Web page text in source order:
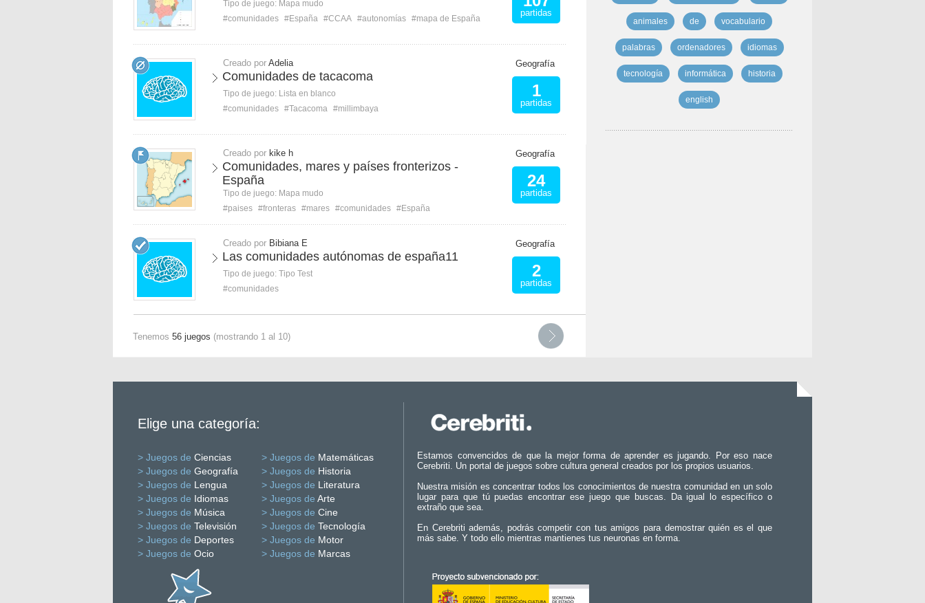
Tipo de juego: Mapa mudo
#comunidades #España #CCAA #autonomías #mapa de España
partidas
Creado por Adelia
Comunidades de tacacoma
Tipo de juego: Lista en blanco
#comunidades #Tacacoma #millimbaya
Geografía
1
partidas
Creado por kike h
Comunidades, mares y países fronterizos -
España
Tipo de juego: Mapa mudo
#paises #fronteras #mares #comunidades #España
Geografía
24
partidas
Creado por Bibiana E
Las comunidades autónomas de españa11
Tipo de juego: Tipo Test
#comunidades
Geografía
2
partidas
Tenemos 56 juegos (mostrando 1 al 10)
animales de vocabulario
palabras ordenadores idiomas
tecnología informática historia
english
Elige una categoría:
> Juegos de Ciencias > Juegos de Matemáticas
> Juegos de Geografía > Juegos de Historia
> Juegos de Lengua > Juegos de Literatura
> Juegos de Idiomas > Juegos de Arte
> Juegos de Música > Juegos de Cine
> Juegos de Televisión > Juegos de Tecnología
> Juegos de Deportes > Juegos de Motor
> Juegos de Ocio > Juegos de Marcas
Estamos convencidos de que la mejor forma de aprender es jugando. Por eso nace
Cerebriti. Un portal de juegos sobre cultura general creados por los propios usuarios.
Nuestra misión es concentrar todos los conocimientos de nuestra comunidad en un solo
lugar para que tú puedas encontrar ese juego que buscas. Da igual lo específico o
extraño que sea.
En Cerebriti además, podrás competir con tus amigos para demostrar quién es el que
más sabe. Y todo ello mientras mantienes tus neuronas en forma.